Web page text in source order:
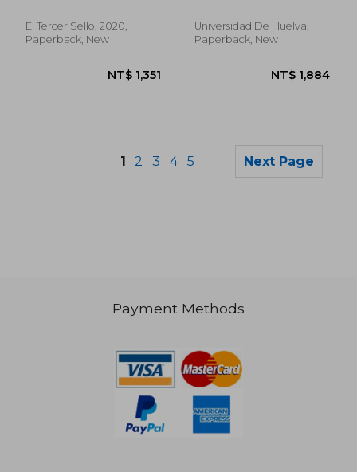
NT$ 4,552
El Tercer Sello, 2020,
Paperback, New
Universidad De Huelva,
Paperback, New
1 2 3 4 5 Next Page
Payment Methods